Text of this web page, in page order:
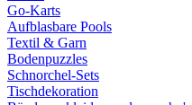
Go-Karts
Aufblasbare Pools
Textil & Garn
Bodenpuzzles
Schnorchel-Sets
Tischdekoration